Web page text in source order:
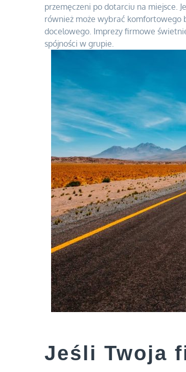
przemęczeni po dotarciu na miejsce.
również może wybrać komfortowego
docelowego. Imprezy firmowe
spójności w grupie.
Jeśli Twoja